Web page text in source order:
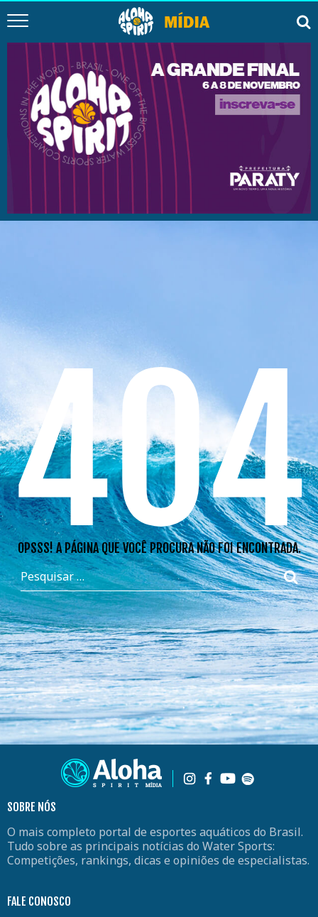
404
OPSSS! A PÁGINA QUE VOCÊ PROCURA NÃO FOI ENCONTRADA.
SOBRE NÓS
O mais completo portal de esportes aquáticos do Brasil.
Tudo sobre as principais notícias do Water Sports:
Competições, rankings, dicas e opiniões de especialistas.
FALE CONOSCO